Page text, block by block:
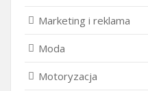
Marketing i reklama
Moda
Motoryzacja